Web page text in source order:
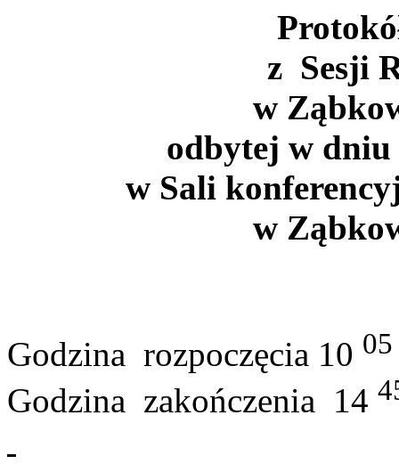
z Sesji
w
odbytej w dniu
w Sali
w
Godzina rozpoczęcia 10 05
Godzina zakończenia 14